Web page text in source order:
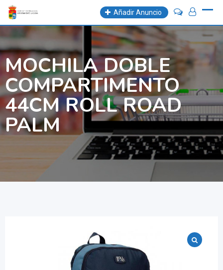
Skip
Añadir Anuncio
MOCHILA DOBLE
COMPARTIMENTO
44CM ROLL ROAD
PALM